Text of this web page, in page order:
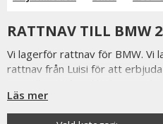
RATTNAV TILL BMW
Vi lagerför rattnav för BMW.
rattnav från Luisi för att
Vi på Mr Tuning har själva ett
biltuning, därför vet vi att de
Läs mer